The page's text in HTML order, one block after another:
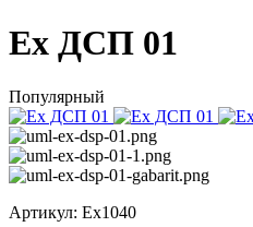
Ex ДСП 01
Популярный
Артикул: Ex1040